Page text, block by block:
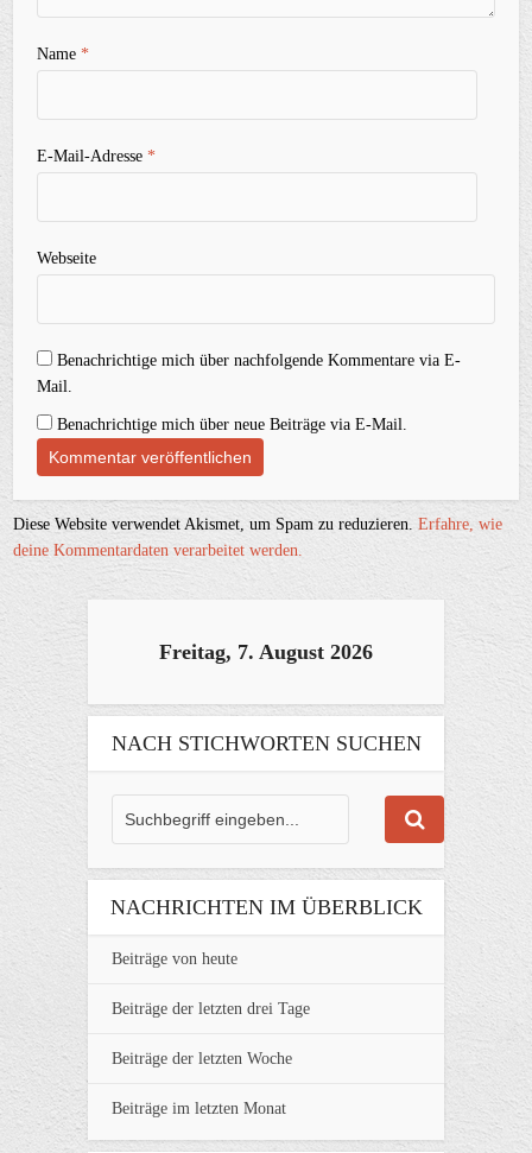
Name*
E-Mail-Adresse*
Webseite
Benachrichtige mich über nachfolgende Kommentare via E-
Mail.
Benachrichtige mich über neue Beiträge via E-Mail.
Diese Website verwendet Akismet, um Spam zu reduzieren.Erfahre, wie
deine Kommentardaten verarbeitet werden.
Freitag, 7. August 2026
NACH STICHWORTEN SUCHEN
NACHRICHTEN IM ÜBERBLICK
Beiträge von heute
Beiträge der letzten drei Tage
Beiträge der letzten Woche
Beiträge im letzten Monat